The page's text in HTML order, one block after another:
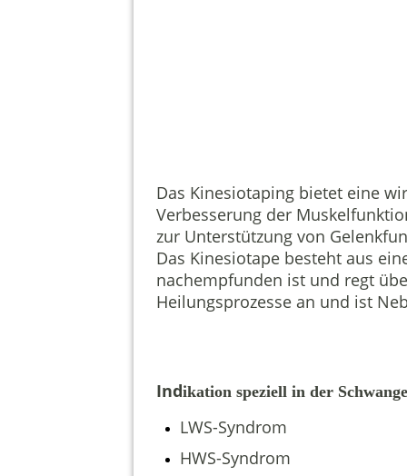
Das Kinesiotaping bietet eine
Verbesserung der
zur Unterstützung von
Das Kinesiotape besteht aus
nachempfunden ist und regt
Heilungsprozesse an und ist
Indikation speziell in der
LWS-Syndrom
HWS-Syndrom